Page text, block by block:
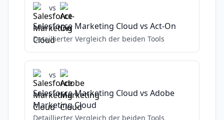
vs
Salesforce Marketing Cloud vs Act-On
Detaillierter Vergleich der beiden Tools
vs
Salesforce Marketing Cloud vs Adobe
Marketing Cloud
Detaillierter Vergleich der beiden Tools